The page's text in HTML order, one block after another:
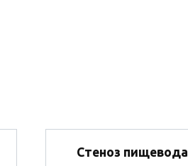
Стеноз пищевода